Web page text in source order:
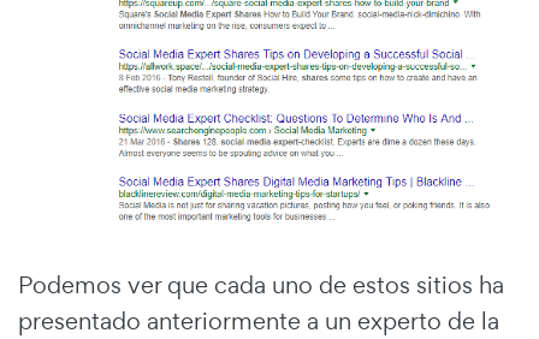
Podemos ver que cada uno de estos sitios ha
presentado anteriormente a un experto de la